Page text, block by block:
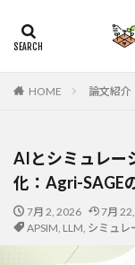
HOME 論文紹介
AIとシミュレー
化：Agri-SAGE
7月 2, 2026 7月
APSIM, LLM, シミュレ